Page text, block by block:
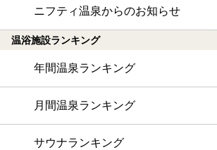
ニフティ温泉からのお知らせ
温浴施設ランキング
年間温泉ランキング
月間温泉ランキング
サウナランキング